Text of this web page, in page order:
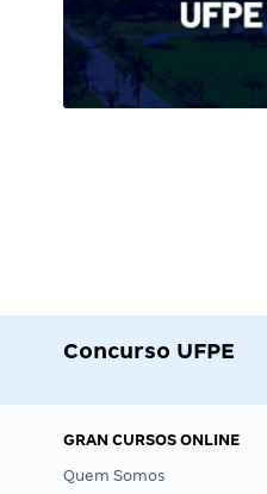
Concurso UFPE
GRAN CURSOS ONLINE
Quem Somos